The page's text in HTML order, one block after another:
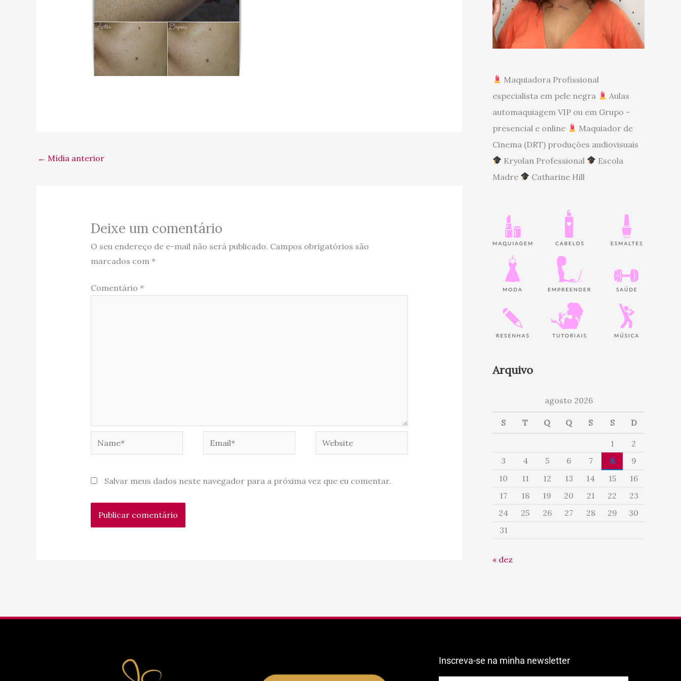
← Mídia anterior
Deixe um comentário
O seu endereço de e-mail não será publicado. Campos obrigatórios são
marcados com *
Comentário *
Website
Salvar meus dados neste navegador para a próxima vez que eu comentar.
Maquiadora Profissional
especialista em pele negra
Aulas
automaquiagem VIP ou em Grupo -
presencial e online
Maquiador de
Cinema (DRT) produções audiovisuais
Kryolan Professional
Escola
Madre
Catharine Hill
Arquivo
agosto 2026
S T Q Q S S D
1
2
3
4 5 6 7 8
9
10
11 12 13 14 15
16
17
18 19 20 21 22
23
24
25 26 27 28 29
30
31
« dez
Inscreva-se na minha newsletter